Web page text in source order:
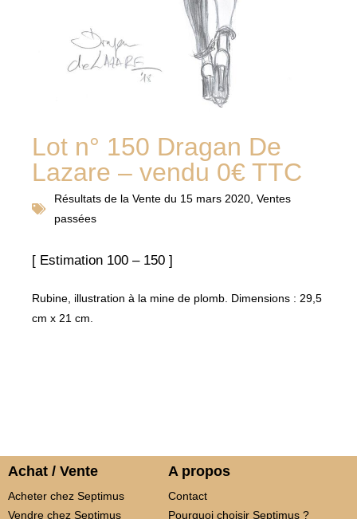
Lot n° 150 Dragan De
Lazare – vendu 0€ TTC
Résultats de la Vente du 15 mars 2020 Ventes
passées
[ Estimation 100 – 150 ]
Rubine, illustration à la mine de plomb. Dimensions : 29,5
cm x 21 cm.
Achat / Vente
Acheter chez Septimus
Vendre chez Septimus
A propos
Contact
Pourquoi choisir Septimus ?